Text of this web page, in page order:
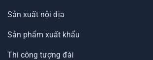
Sản xuất nội địa
Sản phẩm xuất khẩu
Thi công tượng đài